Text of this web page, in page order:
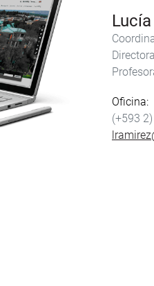
Oficina
(+593